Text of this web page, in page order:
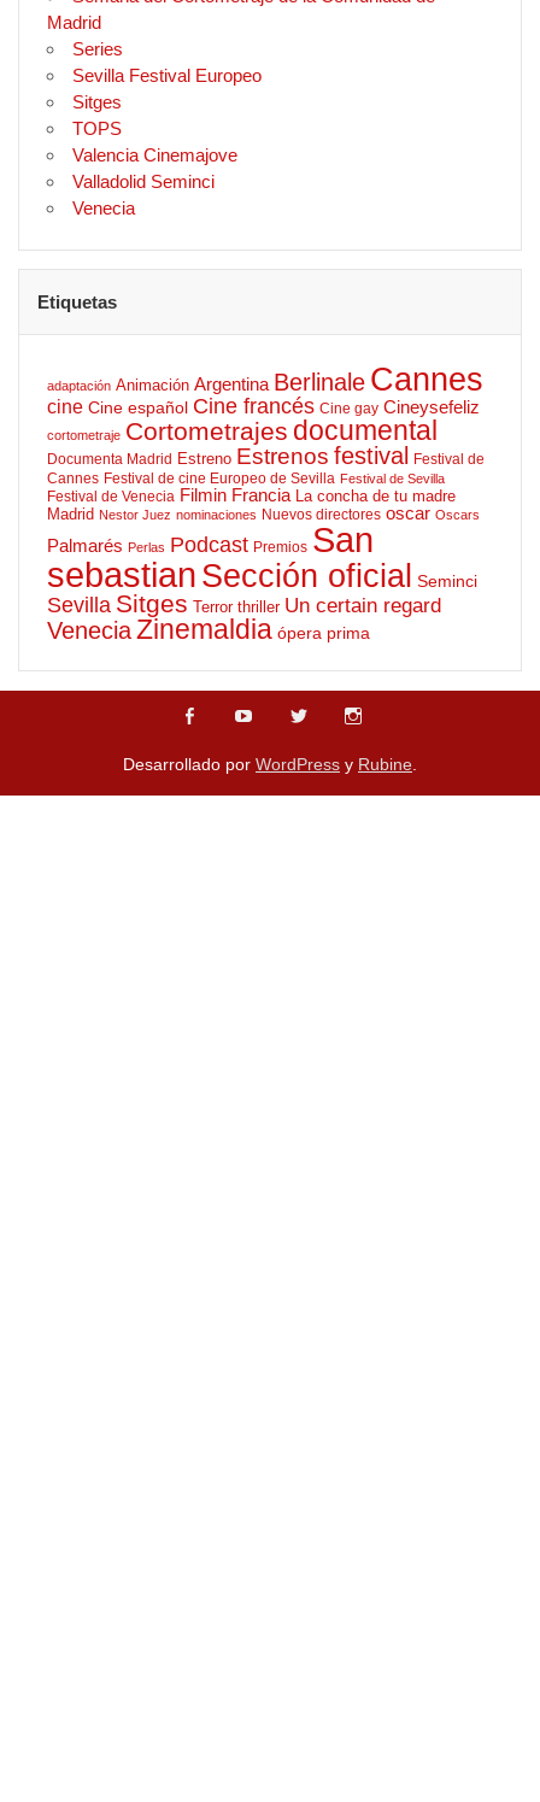
Madrid
Series
Sevilla Festival Europeo
Sitges
TOPS
Valencia Cinemajove
Valladolid Seminci
Venecia
Etiquetas
adaptación Animación Argentina Berlinale Cannes
cine Cine español Cine francés Cine gay Cineysefeliz
cortometraje Cortometrajes documental
Documenta Madrid Estreno Estrenos festival Festival de
Cannes Festival de cine Europeo de Sevilla Festival de Sevilla
Festival de Venecia Filmin Francia La concha de tu madre
Madrid Nestor Juez nominaciones Nuevos directores oscar Oscars
Palmarés Perlas Podcast Premios San
sebastianSección oficial Seminci
Sevilla Sitges Terror thriller Un certain regard
VeneciaZinemaldia ópera prima
Desarrollado por WordPress y Rubine